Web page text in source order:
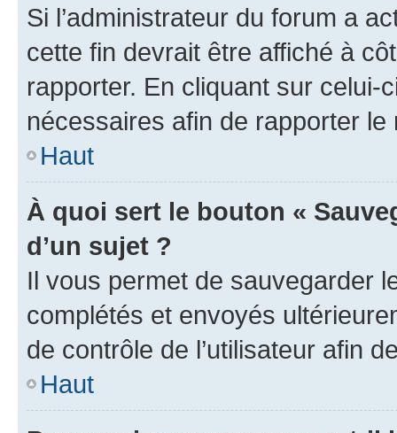
Si l’administrateur du forum a
cette fin devrait être affiché à
rapporter. En cliquant sur
nécessaires afin de rapporter le
Haut
À quoi sert le bouton «
d’un sujet ?
Il vous permet de sauvegarder
complétés et envoyés
de contrôle de l’utilisateur afin
Haut